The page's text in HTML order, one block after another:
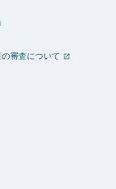
審査について